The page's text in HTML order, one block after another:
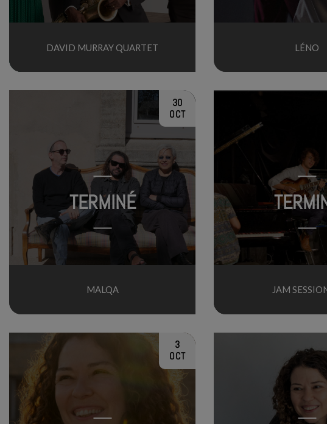
DAVID MURRAY QUARTET LÉNO
30
OCT
MALQA
TERMINÉ
JAM
3
OCT